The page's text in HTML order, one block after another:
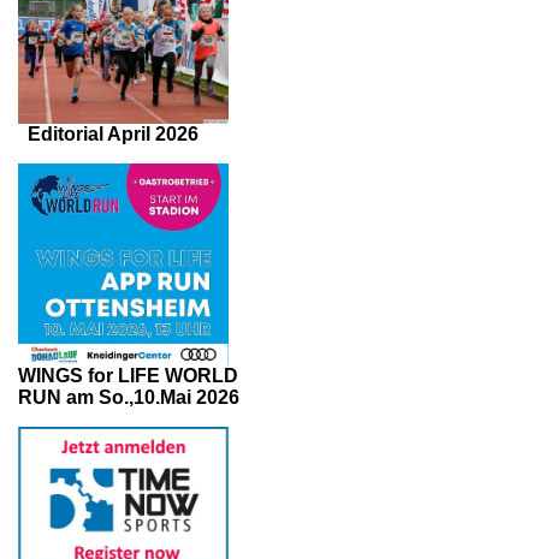
Editorial April 2026
WINGS for LIFE WORLD
RUN am So.,10.Mai 2026